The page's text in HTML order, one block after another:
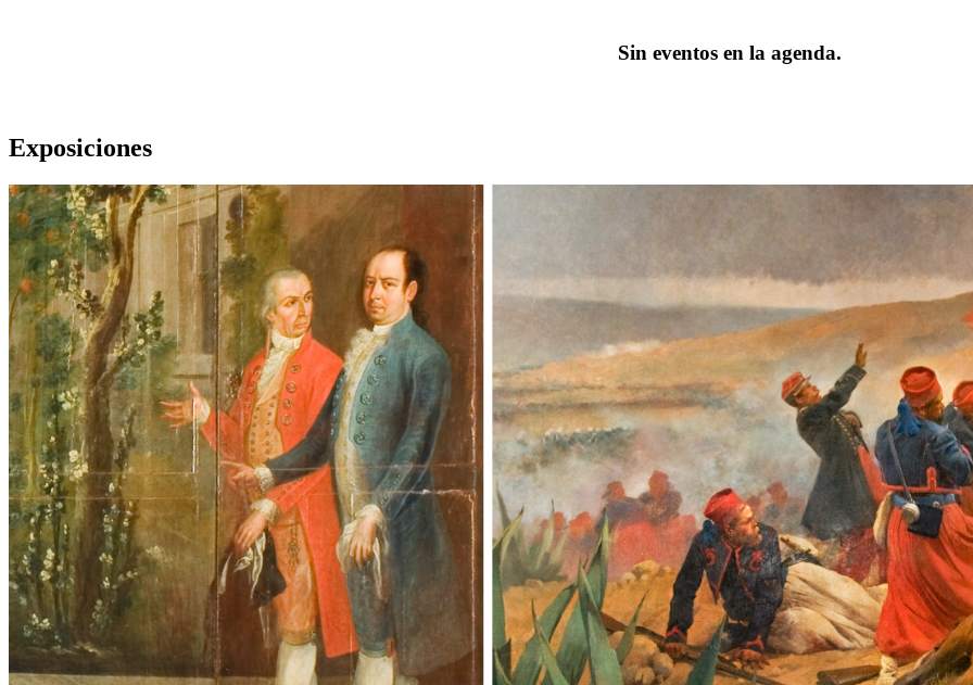
Sin eventos en la agenda.
Exposiciones